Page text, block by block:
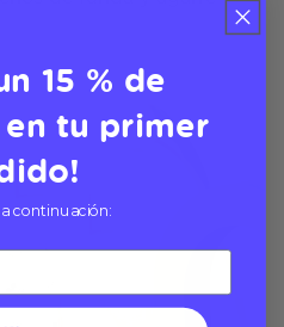
15 % de
tu primer
continuación: